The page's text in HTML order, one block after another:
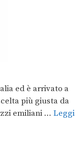
ed è arrivato a
più giusta da
emiliani … Leggi